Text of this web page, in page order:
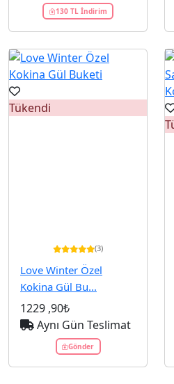
130 TL İndirim
Tükendi
(3)
Love Winter Özel
Kokina Gül Bu...
1229 ,90₺
Aynı Gün Teslimat
Gönder